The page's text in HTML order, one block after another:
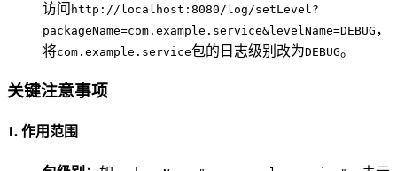
访问 http://localhost:8080/log/setLevel?
packageName=com.example.service&levelName=DEBUG ，
将com.example.service包的日志级别改为DEBUG。
关键注意事项
1. 作用范围